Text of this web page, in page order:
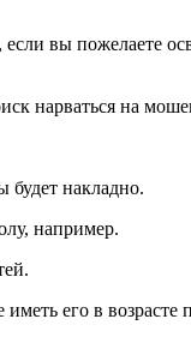
вы пожелаете
нарваться на
будет накладно.
например.
его в